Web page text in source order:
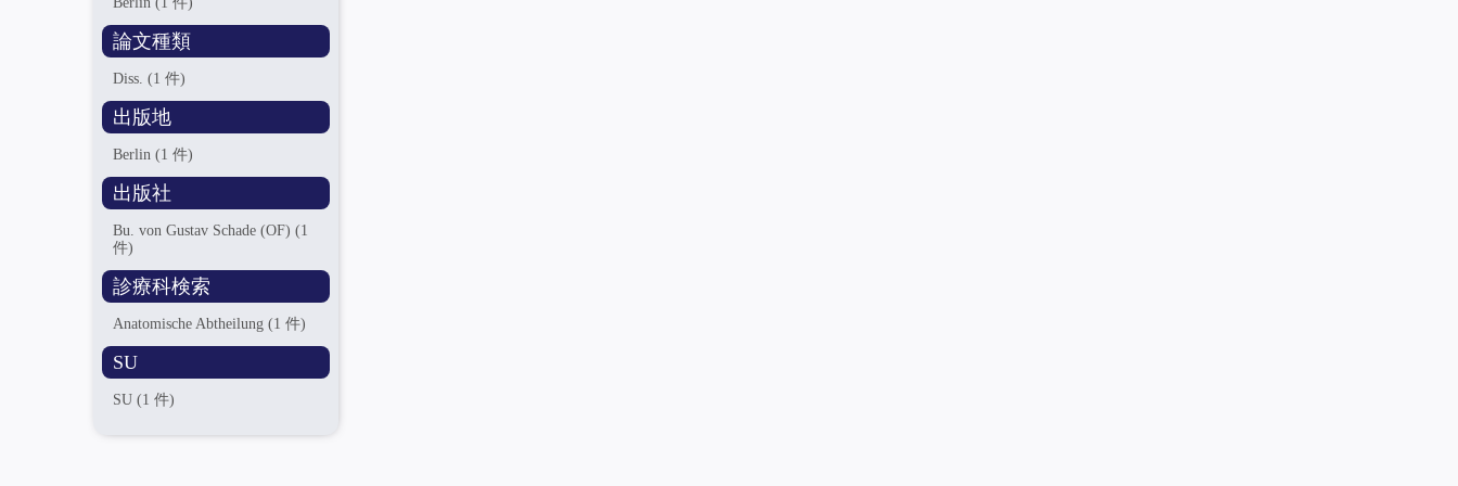
論文種類
Diss.(1 件)
出版地
Berlin(1 件)
出版社
Bu. von Gustav Schade (OF)(1
件)
診療科検索
Anatomische Abtheilung(1 件)
SU
SU(1 件)